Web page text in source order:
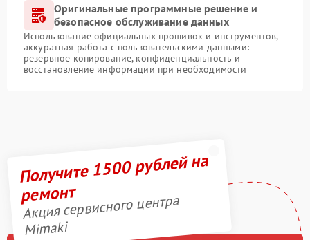
Оригинальные программные решение и
безопасное обслуживание данных
Использование официальных прошивок и инструментов,
аккуратная работа с пользовательскими данными:
резервное копирование, конфиденциальность и
восстановление информации при необходимости
Получите 1500 рублей на
ремонт
Акция сервисного центра
Mimaki